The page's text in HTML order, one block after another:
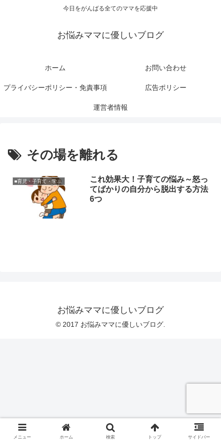
今日をがんばる全てのママを応援中
お悩みママに優しいブログ
ホーム お問い合わせ
プライバシーポリシー・免責事項 広告ポリシー
運営者情報
その場を離れる
■育児・子育て・学校関連
これ効果大！子育ての悩み～怒っ
てばかりの自分から脱出する方法
6つ
お悩みママに優しいブログ
© 2017 お悩みママに優しいブログ.
メニュー ホーム 検索 トップ サイドバー